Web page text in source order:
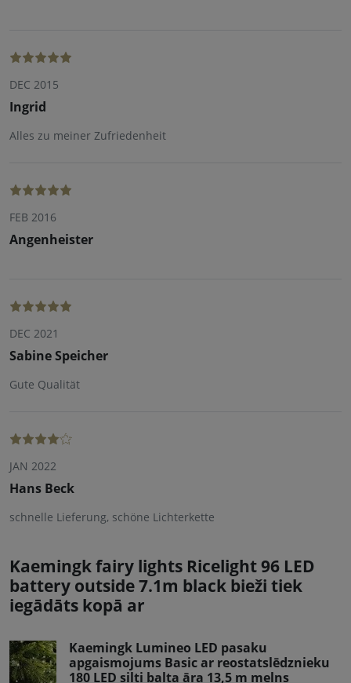
DEC 2015
Ingrid
Alles zu meiner Zufriedenheit
FEB 2016
Angenheister
DEC 2021
Sabine Speicher
Gute Qualität
JAN 2022
Hans Beck
schnelle Lieferung, schöne Lichterkette
Kaemingk fairy lights Ricelight 96 LED
battery outside 7.1m black bieži tiek
iegādāts kopā ar
Kaemingk Lumineo LED pasaku
apgaismojums Basic ar reostatslēdznieku
180 LED silti balta āra 13,5 m melns